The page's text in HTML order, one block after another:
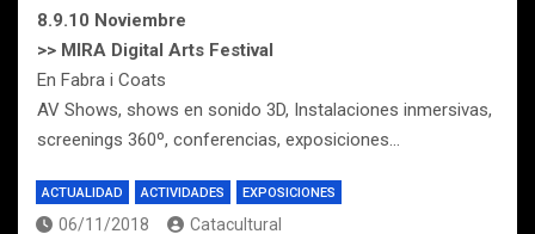
8.9.10 Noviembre
>> MIRA Digital Arts Festival
En Fabra i Coats
AV Shows, shows en sonido 3D, Instalaciones inmersivas,
screenings 360º, conferencias, exposiciones…
ACTUALIDAD ACTIVIDADES EXPOSICIONES
06/11/2018 Catacultural